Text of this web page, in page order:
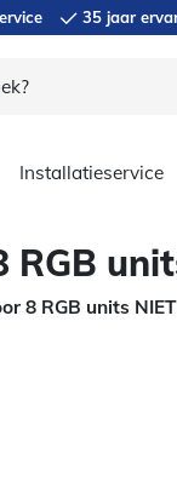
35 jaar
Installatieservice
8 RGB units